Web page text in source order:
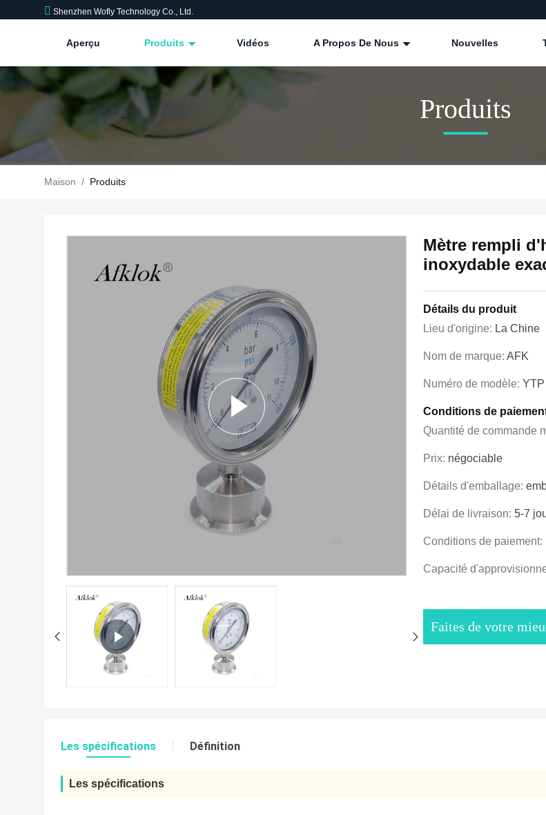
Shenzhen Wofly Technology Co., Ltd.
Aperçu Produits Vidéos A Propos De Nous Nouvelles
Produits
Maison / Produits
Mètre rempli
inoxydable
Détails du produit
Lieu d'origine: La Chine
Nom de marque: AFK
Numéro de modèle: YTP
Conditions de
Quantité de commande
Prix: négociable
Détails d'emballage:
Délai de livraison: 5-7
Conditions de paiement:
Capacité
Faites de votre
Les spécifications Définition
Les spécifications